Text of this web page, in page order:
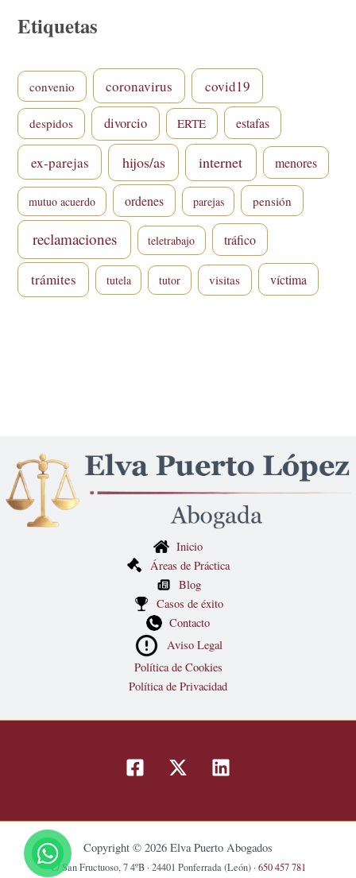
Etiquetas
convenio coronavirus covid19
despidos divorcio ERTE estafas
ex-parejas hijos/as internet menores
mutuo acuerdo ordenes parejas pensión
reclamaciones teletrabajo tráfico
trámites tutela tutor visitas víctima
Inicio
Áreas de Práctica
Blog
Casos de éxito
Contacto
Aviso Legal
Política de Cookies
Política de Privacidad
Copyright © 2026 Elva Puerto Abogados
C/ San Fructuoso, 7 4ºB · 24401 Ponferrada (León) · 650 457 781